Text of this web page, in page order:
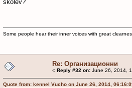
skolev?
Some people hear their inner voices with great
Re: Организационни
« Reply #32 on:June 26, 2014,
Quote from: kennel Vucho on June 26, 2014,